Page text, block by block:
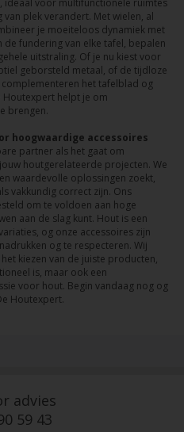
ideaal voor multifunctionele ruimtes
plek verandert. Met wielen, al
je moeiteloos dynamiek met
fundering van elke tafel, bepalen
uitstraling. Of je nu kiest voor
geborsteld metaal, of de tijdloze
het tafelblad og
Houtexpert helpt je om
brengen.
hoogwaardige accessoires
partner als het gaat om
houtgerelateerde projecten. We
waardevolle oplossingen zoekt,
vakkundig correct zijn. Ons
om te voldoen aan hoge
aan de slag kunt. Hout is een
og onze accessoires zijn
og te respecteren. Wij
kiezen van de juiste producten,
is, maar ook een
voor hout. Begin vandaag nog og
Houtexpert.
advies
59 43